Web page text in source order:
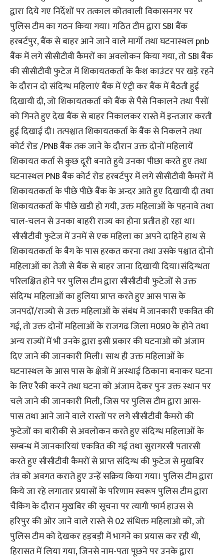
द्वारा दिये गए निर्देशों पर तत्काल कोतवाली विकासनगर पर
पुलिस टीम का गठन किया गया। गठित टीम द्वारा SBI बैंक
हरबर्टपुर, बैंक से बाहर आने जाने वाले मार्गो तथा घटनास्थल pnb
बैंक में लगे सीसीटीवी कैमरों का अवलोकन किया गया, तो SBI बैंक
की सीसीटीवी फुटेज में शिकायतकर्ता के कैश काउंटर पर खड़े रहने
के दौरान दो संदिग्ध महिलाएं बैंक में एंट्री कर बैंक में बैठती हुई
दिखायी दी, जो शिकायतकर्ता को बैंक से पैसे निकालने तथा पैसों
को गिनते हुए देख बैंक से बाहर निकालकर रास्ते में इन्तजार करती
हुई दिखाई दी। तत्पश्चात शिकायतकर्ता के बैंक से निकलने तथा
कोर्ट रोड /PNB बैंक तक जाने के दौरान उक्त दोनों महिलायें
शिकायत कर्ता से कुछ दूरी बनाते हुये उनका पीछा करते हुए तथा
घटनास्थल PNB बैंक कोर्ट रोड हरबर्टपुर में लगे सीसीटीवी कैमरों में
शिकायतकर्ता के पीछे पीछे बैंक के अन्दर आते हुए दिखायी दी तथा
शिकायतकर्ता के पीछे खडी हो गयी, उक्त महिलाओं के पहनावे तथा
चाल-चलन से उनका बाहरी राज्य का होना प्रतीत हो रहा था।
सीसीटीवी फुटेज में उनमें से एक महिला का अपने दाहिने हाथ से
शिकायतकर्ता के बैग के पास हरकत करना तथा उसके पश्चात दोनो
महिलाओं का तेजी से बैंक से बाहर जाना दिखायी दिया।संदिग्धता
परिलक्षित होने पर पुलिस टीम द्वारा सीसीटीवी फुटेजों से उक्त
संदिग्ध महिलाओं का हुलिया प्राप्त करते हुए आस पास के
जनपदों/राज्यो से उक्त महिलाओं के संबंध में जानकारी एकत्रित की
गई, तो उक्त दोनों महिलाओं के राजगढ जिला म0प्र0 के होने तथा
अन्य राज्यों में भी उनके द्वारा इसी प्रकार की घटनाओ को अंजाम
दिए जाने की जानकारी मिली। साथ ही उक्त महिलाओं के
घटनास्थल के आस पास के क्षेत्रों में अस्थाई ठिकाना बनाकर घटना
के लिए रैकी करने तथा घटना को अंजाम देकर पुनः उक्त स्थान पर
चले जाने की जानकारी मिली, जिस पर पुलिस टीम द्वारा आस-
पास तथा आने जाने वाले रास्तों पर लगे सीसीटीवी कैमरो की
फुटेजों का बारीकी से अवलोकन करते हुए संदिग्ध महिलाओं के
सम्बन्ध में जानकारियां एकत्रित की गई तथा सुरागरसी पतारसी
करते हुए सीसीटीवी कैमरों से प्राप्त संदिग्ध की फुटेज से मुखबिर
तंत्र को अवगत कराते हुए उन्हें सक्रिय किया गया। पुलिस टीम द्वारा
किये जा रहे लगातार प्रयासों के परिणाम स्वरूप पुलिस टीम द्वारा
चैकिंग के दौरान मुखबिर की सूचना पर त्यागी फार्म हाउस से
हरिपुर की ओर जाने वाले रास्ते से 02 संधिक्त महिलाओ को, जो
पुलिस टीम को देखकर हड़बड़ी में भागने का प्रयास कर रही थी,
हिरासत में लिया गया, जिनसे नाम-पता पूछने पर उनके द्वारा